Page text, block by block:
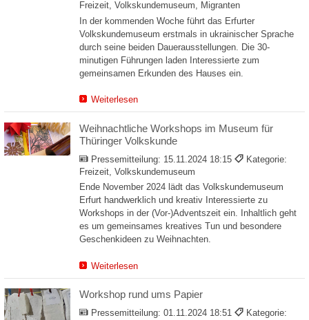
Freizeit, Volkskundemuseum, Migranten
In der kommenden Woche führt das Erfurter
Volkskundemuseum erstmals in ukrainischer Sprache
durch seine beiden Dauerausstellungen. Die 30-
minutigen Führungen laden Interessierte zum
gemeinsamen Erkunden des Hauses ein.
Weiterlesen
Weihnachtliche Workshops im Museum für
Thüringer Volkskunde
Pressemitteilung: 15.11.2024 18:15
Kategorie:
Freizeit, Volkskundemuseum
Ende November 2024 lädt das Volkskundemuseum
Erfurt handwerklich und kreativ Interessierte zu
Workshops in der (Vor-)Adventszeit ein. Inhaltlich geht
es um gemeinsames kreatives Tun und besondere
Geschenkideen zu Weihnachten.
Weiterlesen
Workshop rund ums Papier
Pressemitteilung: 01.11.2024 18:51
Kategorie: